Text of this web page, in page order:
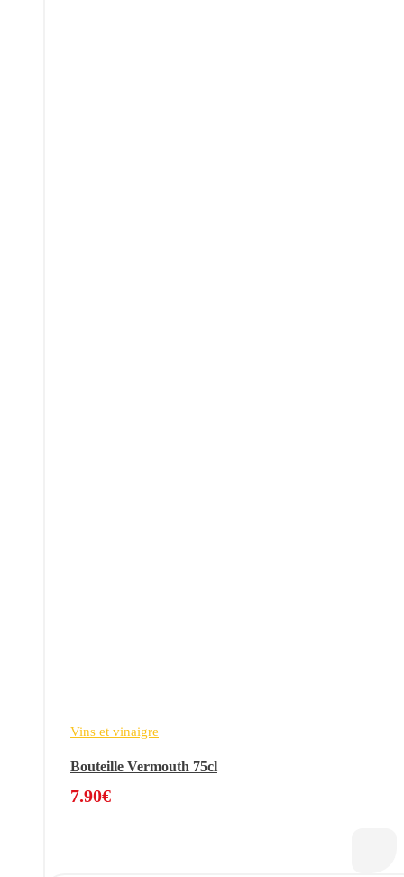
Vins et vinaigre
Bouteille Vermouth 75cl
7.90€